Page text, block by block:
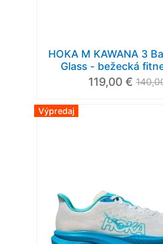
HOKA M KAWANA 3
Glass - bežecká
119,00 €
Výpredaj